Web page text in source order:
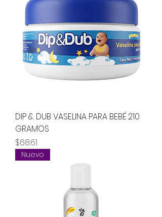
DIP & DUB VASELINA PARA BEBÉ 210
GRAMOS
Precio
$68.61
Nuevo